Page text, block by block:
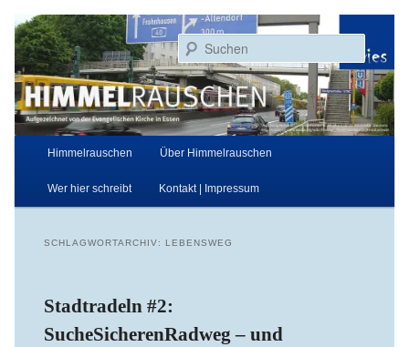
primären
Inhalt
springen
sekundären
Inhalt
springen
Himmelrauschen
Aufgezeichnet von der Evangelischen Kirche in Essen
Hauptmenü
Himmelrauschen Über Himmelrauschen
Wer hier schreibt Kontakt | Impressum
SCHLAGWORTARCHIV: LEBENSWEG
Stadtradeln #2:
SucheSicherenRadweg – und